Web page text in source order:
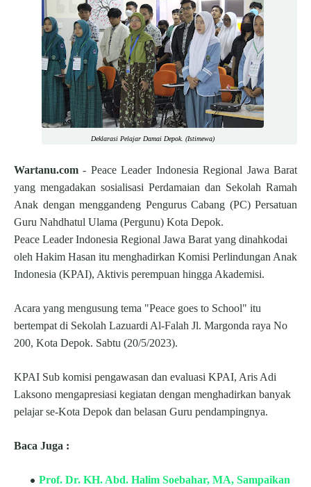
Deklarasi Pelajar Damai Depok. (Istimewa)
Wartanu.com - Peace Leader Indonesia Regional Jawa Barat
yang mengadakan sosialisasi Perdamaian dan Sekolah Ramah
Anak dengan menggandeng Pengurus Cabang (PC) Persatuan
Guru Nahdhatul Ulama (Pergunu) Kota Depok.
Peace Leader Indonesia Regional Jawa Barat yang dinahkodai
oleh Hakim Hasan itu menghadirkan Komisi Perlindungan Anak
Indonesia (KPAI), Aktivis perempuan hingga Akademisi.
Acara yang mengusung tema "Peace goes to School" itu
bertempat di Sekolah Lazuardi Al-Falah Jl. Margonda raya No
200, Kota Depok. Sabtu (20/5/2023).
KPAI Sub komisi pengawasan dan evaluasi KPAI, Aris Adi
Laksono mengapresiasi kegiatan dengan menghadirkan banyak
pelajar se-Kota Depok dan belasan Guru pendampingnya.
Baca Juga :
Prof. Dr. KH. Abd. Halim Soebahar, MA, Sampaikan